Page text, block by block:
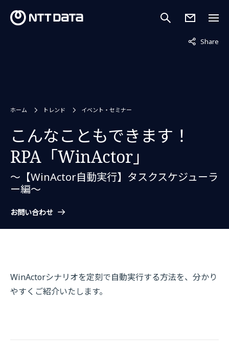
Share
非表示中
ホーム トレンド イベント・セミナー
こんなこともできます！
RPA「WinActor」
～【WinActor自動実行】タスクスケジューラ
ー編～
お問い合わせ
WinActorシナリオを定刻で自動実行する方法を、分かり
やすくご紹介いたします。